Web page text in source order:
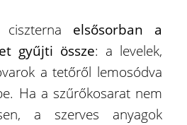
ciszterna elsősorban a
gyűjti össze: a levelek,
a tetőről lemosódva
Ha a szűrőkosarat nem
a szerves anyagok